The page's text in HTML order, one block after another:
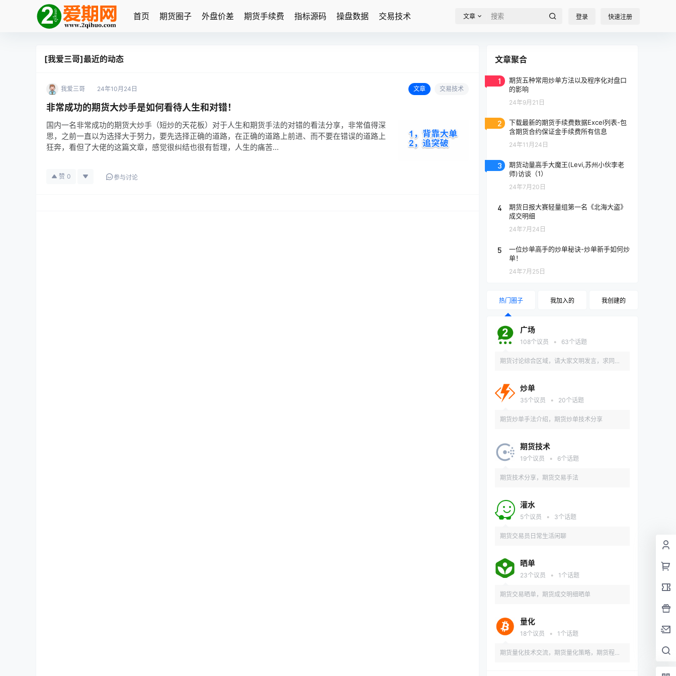
首页 期货圈子 外盘价差 期货手续费 指标源码 操盘数据 交易技术 文章 登录 快速注册
[我爱三哥]最近的动态
我爱三哥 24年10月24日 文章 交易技术
非常成功的期货大炒手是如何看待人生和对错！
国内一名非常成功的期货大炒手（短炒的天花板）对于人生和期货手法的对错的看法分享，非常值得深
思，之前一直以为选择大于努力，要先选择正确的道路，在正确的道路上前进、而不要在错误的道路上
狂奔，看但了大佬的这篇文章，感觉很纠结也很有哲理，人生的痛苦…
赞 0 参与讨论
文章聚合
1
期货五种常用炒单方法以及程序化对盘口
的影响
24年9月21日
2
下载最新的期货手续费数据Excel列表-包
含期货合约保证金手续费所有信息
24年11月24日
3
期货动量高手大魔王(Levi,苏州小伙李老
师)访谈（1）
24年7月20日
4
期货日报大赛轻量组第一名《北海大盗》
成交明细
24年7月24日
5
一位炒单高手的炒单秘诀-炒单新手如何炒
单！
24年7月25日
热门圈子 我加入的 我创建的
广场
108个议员 • 63个话题
期货讨论综合区域，请大家文明发言，求同存
炒单
35个议员 • 20个话题
期货炒单手法介绍，期货炒单技术分享
期货技术
19个议员 • 6个话题
期货技术分享，期货交易手法
灌水
5个议员 • 3个话题
期货交易员日常生活闲聊
晒单
23个议员 • 1 个话题
期货交易晒单，期货成交明细晒单
量化
18个议员 • 1 个话题
期货量化技术交流，期货量化策略，期货程序